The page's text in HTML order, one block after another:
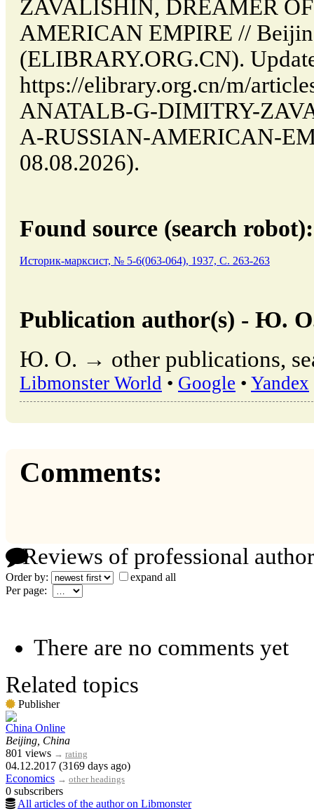
ZAVALISHIN, DREAMER
AMERICAN EMPIRE //
(ELIBRARY.ORG.CN).
https://elibrary.org.cn/m/
ANATALB-G-DIMITRY-
A-RUSSIAN-AMERICAN-
08.08.2026).
Found source (search robot):
Историк-марксист, № 5-6(063-064), 1937, C. 263-263
Publication author(s) - Ю.
Ю. О. → other publications,
Libmonster World • Google • Yandex
Comments:
Reviews of professional
Order by:
expand all
Per page:
There are no comments yet
Related topics
Publisher
China Online
Beijing, China
801 views → rating
04.12.2017 (3169 days ago)
Economics → other headings
0 subscribers
All articles of the author on Libmonster